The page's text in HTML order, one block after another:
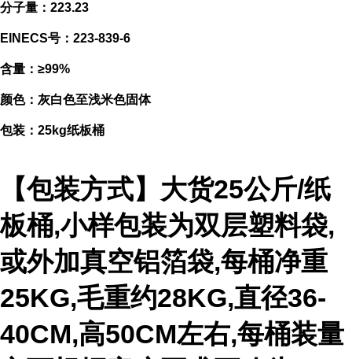
分子量：223.23
EINECS号：223-839-6
含量：≥99%
颜色：灰白色至浅米色固体
包装：25kg纸板桶
【包装方式】大货25公斤/纸
板桶,小样包装为双层塑料袋,
或外加真空铝箔袋,每桶净重
25KG,毛重约28KG,直径36-
40CM,高50CM左右,每桶装量